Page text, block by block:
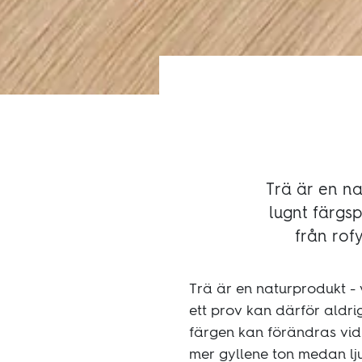
Trä är en
lugnt
från
Trä är en naturprodukt -
ett prov kan därför
färgen kan förändras
mer gyllene ton medan